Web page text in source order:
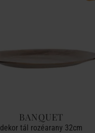
BANQUET
dekor tál rozéarany 32cm